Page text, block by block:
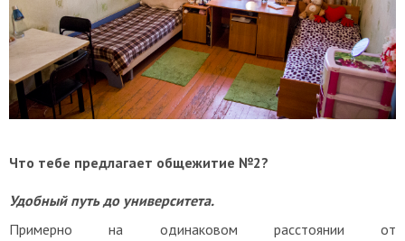
Что тебе предлагает общежитие №2?
Удобный путь до университета.
Примерно на одинаковом расстоянии от